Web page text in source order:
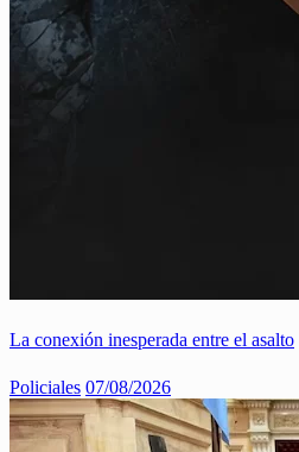
La conexión inesperada entre el asalto
Policiales 07/08/2026